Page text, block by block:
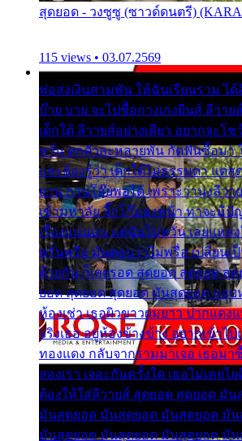
สุดยอด - วงซูซู (ซาวด์ดนตรี)
115 views • 03.07.2569
พ่อส่งเงินสามพัน ให้ฉันเรียนราม ไ
บ๊าย บาย จะไปซื้อกางเกงยีนส์ ลีวาย
เด็กใต้ ลีวายส์อย่างเดียว อยากจะโ
หวั่น ตกตัวละหลายพัน กัดฟันซื้อมา
และต้องรู้ว่า เด็กใต้ไม่ธรรมดา แต่สุ
ยวน กวนโอ๊ยพอได้ เพราะว่านุ่งลีวา
เข้ามหาลัย จิ๊กโก๊มองหน้า ท่าจะมีปั
เรื่องแน่นอน แต่ฉันไม่หวั่น เลยแหล
พรั่นพรือ มันตอบว่าไม่พรื่อ เปลี่ยนเป็
ด้วยกัน ก็เลยรอด สุดยอด สุดยอด สุ
ยอด สุดยอด สุดยอด มันสุดยอด แอบ
ห้องเช่า เธอผิวขาวผมยาว ปากแดง
จริงเธอ อยู่ห้องข้างข้าง อยากเข้าไ
ทองแดง กลับจากรามมาเจอ เธอม
สองเรา เจอะกันครั้งใด เธอไม่เคยไ
ต้องให้ใส่ลีวายส์ สุดยอด สุดยอด มั
มันสุดยอด มันสุดยอด มันสุดยอด มั
มันสุดยอด มันสุดยอด มันสุดยอด มั